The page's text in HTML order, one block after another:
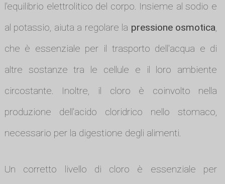
l'equilibrio elettrolitico del corpo. Insieme al sodio e
al potassio, aiuta a regolare la pressione osmotica,
che è essenziale per il trasporto dell'acqua e di
altre sostanze tra le cellule e il loro ambiente
circostante. Inoltre, il cloro è coinvolto nella
produzione dell'acido cloridrico nello stomaco,
necessario per la digestione degli alimenti.
Un corretto livello di cloro è essenziale per